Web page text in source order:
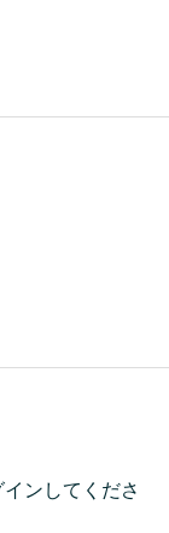
ンしてくださ